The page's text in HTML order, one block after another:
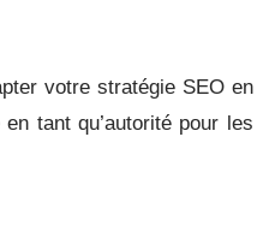
votre stratégie SEO en
tant qu’autorité pour les